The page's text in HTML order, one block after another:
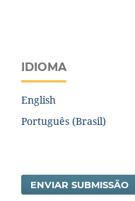
IDIOMA
English
Português (Brasil)
ENVIAR SUBMISSÃO